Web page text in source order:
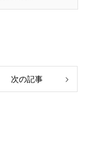
次の記事